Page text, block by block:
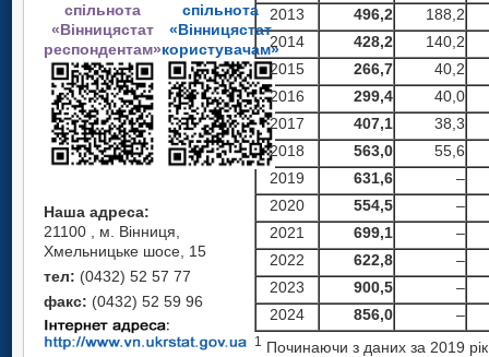
спільнота
«Вінницястат
респондентам»
спільнота
«Вінницястат
користувачам»
Наша адреса:
21100 , м. Вінниця,
Хмельницьке шосе, 15
тел: (0432) 52 57 77
факс: (0432) 52 59 96
2013
496,2
188,2
2014
428,2
140,2
2015
266,7
40,2
2016
299,4
40,0
2017
407,1
38,3
2018
563,0
55,6
2019
631,6
–
2020
554,5
–
2021
699,1
–
2022
622,8
–
2023
900,5
–
2024
856,0 –
1 Починаючи з даних за 2019